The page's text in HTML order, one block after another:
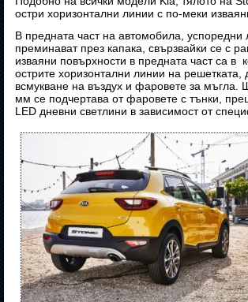
остри хоризонтални линии с по-меки
В предната част на автомобила, успоредни
преминават през капака, свързвайки се с
изваяни повърхности в предната част са в
острите хоризонтални линии на решетката,
всмукване на въздух и фаровете за мъгла.
мм се подчертава от фаровете с тънки,
LED дневни светлини в зависимост от